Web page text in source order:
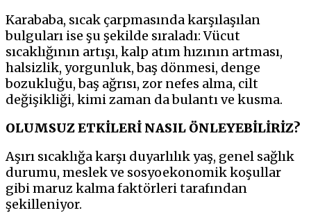
Karababa, sıcak çarpmasında karşılaşılan
bulguları ise şu şekilde sıraladı: Vücut
sıcaklığının artışı, kalp atım hızının artması,
halsizlik, yorgunluk, baş dönmesi, denge
bozukluğu, baş ağrısı, zor nefes alma, cilt
değişikliği, kimi zaman da bulantı ve kusma.
OLUMSUZ ETKİLERİ NASIL ÖNLEYEBİLİRİZ?
Aşırı sıcaklığa karşı duyarlılık yaş, genel sağlık
durumu, meslek ve sosyoekonomik koşullar
gibi maruz kalma faktörleri tarafından
şekilleniyor.